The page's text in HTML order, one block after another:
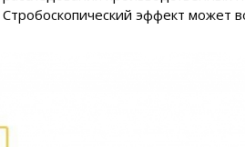
эффект может